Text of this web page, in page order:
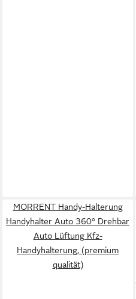
MORRENT Handy-Halterung
Handyhalter Auto 360° Drehbar
Auto Lüftung Kfz-
Handyhalterung, (premium
qualität)